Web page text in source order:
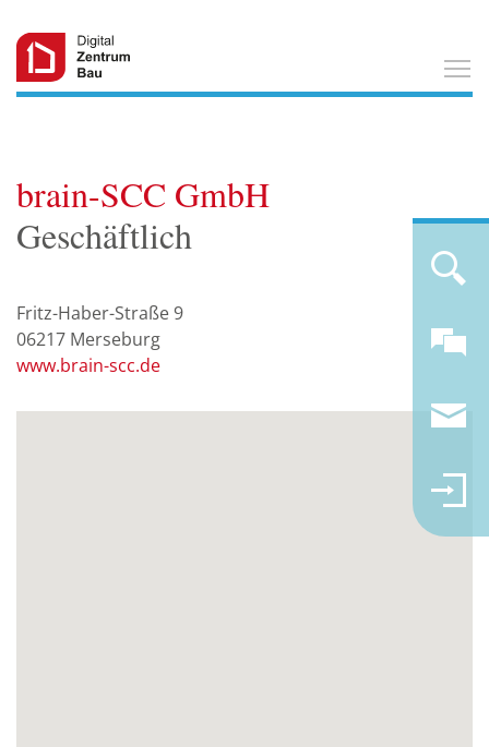
brain-SCC GmbH
Geschäftlich
Fritz-Haber-Straße 9
06217 Merseburg
www.brain-scc.de